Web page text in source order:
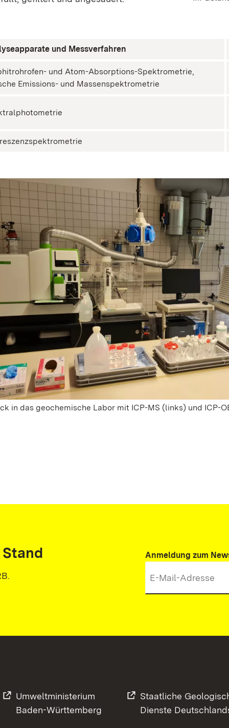
und Messverfahren
und Atom-Absorptions-Spektrometrie,
Emissions- und Massenspektrometrie
in das geochemische Labor mit ICP-MS (links) und ICP-
Anmeldung zum
Umweltministerium
Baden-Württemberg
Staatliche
Dienste